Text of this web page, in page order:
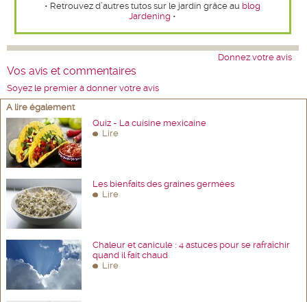
• Retrouvez d’autres tutos sur le jardin grâce au blog
Jardening •
Donnez votre avis
Vos avis et commentaires
Soyez le premier à donner votre avis
A lire également
Quiz - La cuisine mexicaine
Lire
Les bienfaits des graines germées
Lire
Chaleur et canicule : 4 astuces pour se rafraîchir
quand il fait chaud
Lire